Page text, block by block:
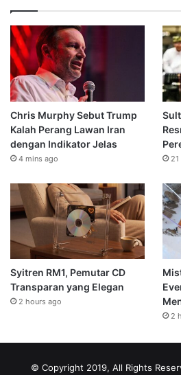
Chris Murphy Sebut Trump
Kalah Perang Lawan Iran
dengan Indikator Jelas
4 mins ago
Syitren RM1, Pemutar CD
Transparan yang Elegan
2 hours ago
2
© Copyright 2019, All Rights